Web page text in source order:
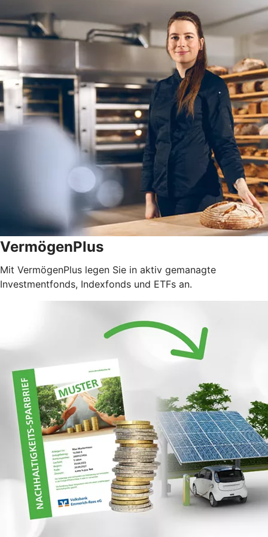
VermögenPlus
Mit VermögenPlus legen Sie in aktiv gemanagte
Investmentfonds, Indexfonds und ETFs an.